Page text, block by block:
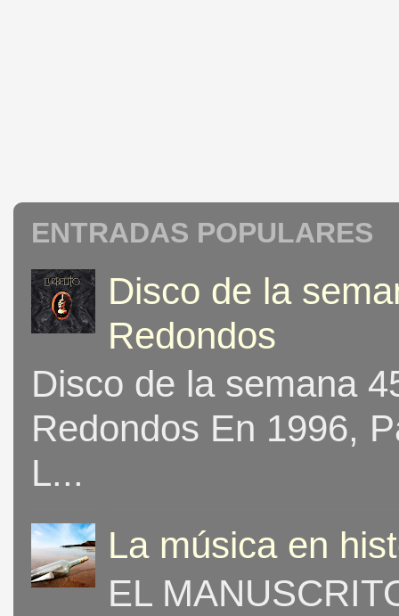
ENTRADAS POPULARES
Disco de la
Redondos
Disco de la semana
Redondos En 1996,
L...
La música en
EL